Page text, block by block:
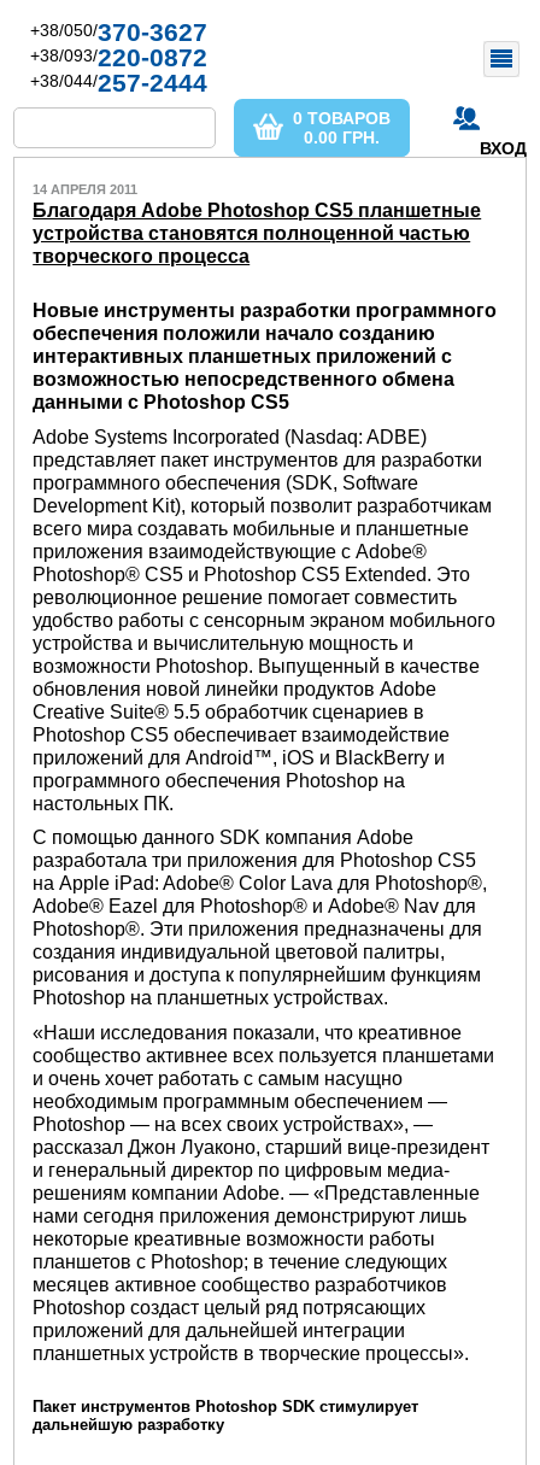
+38/050/370-3627
+38/093/220-0872
+38/044/257-2444
ВХОД
0 ТОВАРОВ
0.00 ГРН.
14 АПРЕЛЯ 2011
Благодаря Adobe Photoshop CS5 планшетные
устройства становятся полноценной частью
творческого процесса
Новые инструменты разработки программного
обеспечения положили начало созданию
интерактивных планшетных приложений с
возможностью непосредственного обмена
данными с Photoshop CS5
Adobe Systems Incorporated (Nasdaq: ADBE)
представляет пакет инструментов для разработки
программного обеспечения (SDK, Software
Development Kit), который позволит разработчикам
всего мира создавать мобильные и планшетные
приложения взаимодействующие с Adobe®
Photoshop® CS5 и Photoshop CS5 Extended. Это
революционное решение помогает совместить
удобство работы с сенсорным экраном мобильного
устройства и вычислительную мощность и
возможности Photoshop. Выпущенный в качестве
обновления новой линейки продуктов Adobe
Creative Suite® 5.5 обработчик сценариев в
Photoshop CS5 обеспечивает взаимодействие
приложений для Android™, iOS и BlackBerry и
программного обеспечения Photoshop на
настольных ПК.
С помощью данного SDK компания Adobe
разработала три приложения для Photoshop CS5
на Apple iPad: Adobe® Color Lava для Photoshop®,
Adobe® Eazel для Photoshop® и Adobe® Nav для
Photoshop®. Эти приложения предназначены для
создания индивидуальной цветовой палитры,
рисования и доступа к популярнейшим функциям
Photoshop на планшетных устройствах.
«Наши исследования показали, что креативное
сообщество активнее всех пользуется планшетами
и очень хочет работать с самым насущно
необходимым программным обеспечением —
Photoshop — на всех своих устройствах», —
рассказал Джон Луаконо, старший вице-президент
и генеральный директор по цифровым медиа-
решениям компании Adobe. — «Представленные
нами сегодня приложения демонстрируют лишь
некоторые креативные возможности работы
планшетов с Photoshop; в течение следующих
месяцев активное сообщество разработчиков
Photoshop создаст целый ряд потрясающих
приложений для дальнейшей интеграции
планшетных устройств в творческие процессы».
Пакет инструментов Photoshop SDK стимулирует
дальнейшую разработку